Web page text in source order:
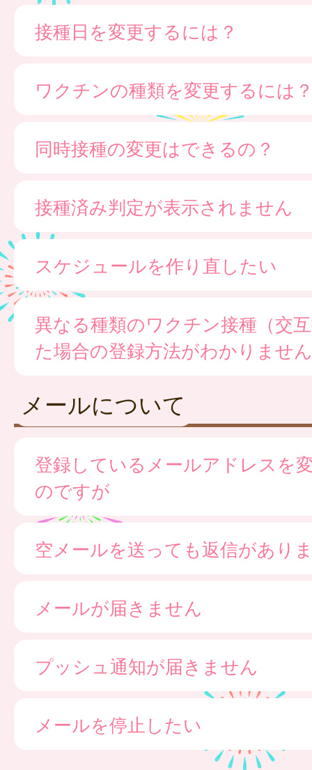
接種日を変更するには？
ワクチンの種類を変更するには
同時接種の変更はできるの？
接種済み判定が表示されません
スケジュールを作り直したい
異なる種類のワクチン接種（交
た場合の登録方法がわかりません
メールについて
登録しているメールアドレスを
のですが
空メールを送っても返信があり
メールが届きません
プッシュ通知が届きません
メールを停止したい